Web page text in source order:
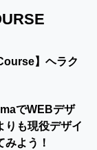
】ヘラク
でWEBデザ
りも現役デザイ
よう！